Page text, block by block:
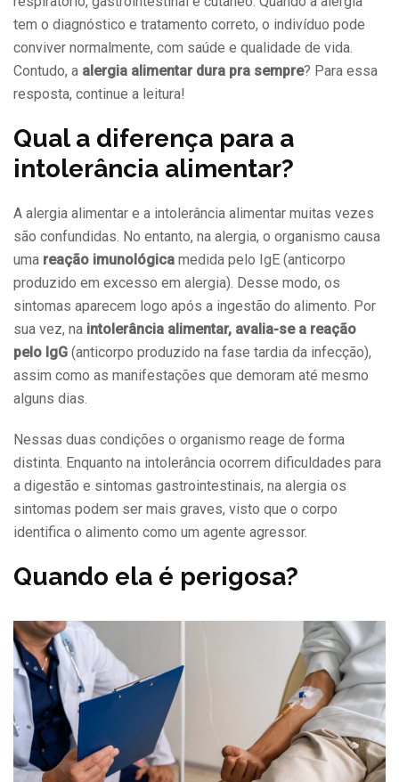
tem o diagnóstico e tratamento correto, o indivíduo pode
conviver normalmente, com saúde e qualidade de vida.
Contudo, a alergia alimentar dura pra sempre? Para essa
resposta, continue a leitura!
Qual a diferença para a
intolerância alimentar?
A alergia alimentar e a intolerância alimentar muitas vezes
são confundidas. No entanto, na alergia, o organismo causa
uma reação imunológica medida pelo IgE (anticorpo
produzido em excesso em alergia). Desse modo, os
sintomas aparecem logo após a ingestão do alimento. Por
sua vez, na intolerância alimentar, avalia-se a reação
pelo IgG (anticorpo produzido na fase tardia da infecção),
assim como as manifestações que demoram até mesmo
alguns dias.
Nessas duas condições o organismo reage de forma
distinta. Enquanto na intolerância ocorrem dificuldades para
a digestão e sintomas gastrointestinais, na alergia os
sintomas podem ser mais graves, visto que o corpo
identifica o alimento como um agente agressor.
Quando ela é perigosa?